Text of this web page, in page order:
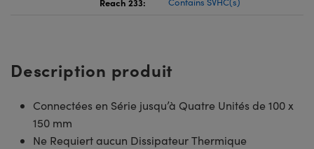
Description produit
Connectées en Série jusqu’à Quatre Unités de 100 x
150 mm
Ne Requiert aucun Dissipateur Thermique